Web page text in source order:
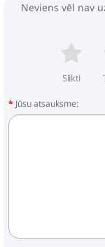
Neviens vēl nav
Slikti
Jūsu atsauksme: